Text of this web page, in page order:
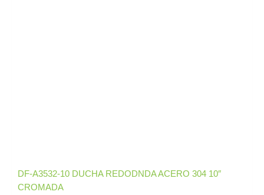
DF-A3532-10 DUCHA REDODNDA ACERO 304 10″
CROMADA